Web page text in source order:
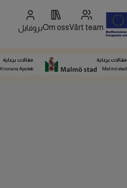
Vårt team
Om ossبروفايل
مقالات برعاية
Malmö stad
مقالات برعاية
Kronans Apotek